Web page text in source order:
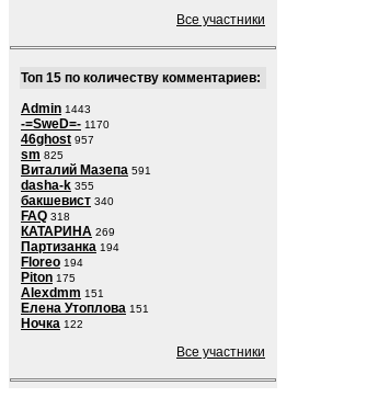
Все участники
Топ 15 по количеству комментариев:
Admin 1443
-=SweD=- 1170
46ghost 957
sm 825
Виталий Мазепа 591
dasha-k 355
бакшевист 340
FAQ 318
КАТАРИНА 269
Партизанка 194
Floreo 194
Piton 175
Alexdmm 151
Елена Утоплова 151
Ночка 122
Все участники